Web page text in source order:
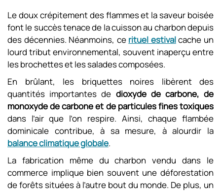
Le doux crépitement des flammes et la saveur boisée
font le succès tenace de la cuisson au charbon depuis
des décennies. Néanmoins, ce rituel estivalcache un
lourd tribut environnemental, souvent inaperçu entre
les brochettes et les salades composées.
En brûlant, les briquettes noires libèrent des
quantités importantes de dioxyde de carbone, de
monoxyde de carbone et de particules fines toxiques
dans l’air que l’on respire. Ainsi, chaque flambée
dominicale contribue, à sa mesure, à alourdir la
balance climatique globale.
La fabrication même du charbon vendu dans le
commerce implique bien souvent une déforestation
de forêts situées à l’autre bout du monde. De plus, un